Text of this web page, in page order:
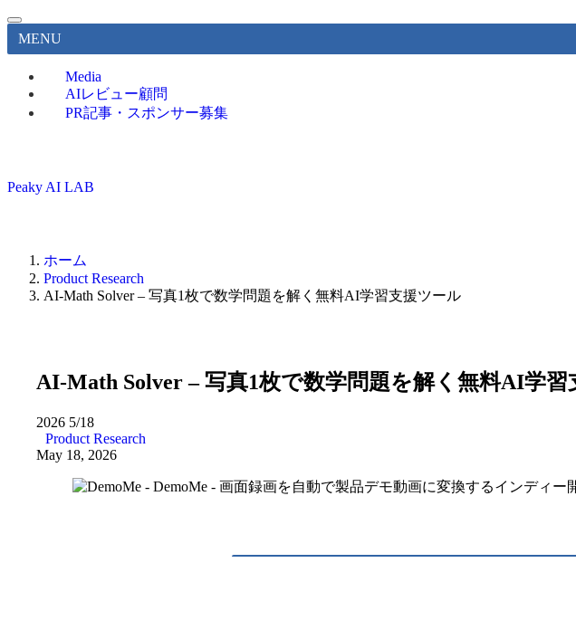
MENU
Media
AIレビュー顧問
PR記事・スポンサー募集
Peaky AI LAB
ホーム
Product Research
AI-Math Solver – 写真1枚で数学問題を解く無料AI学習支援ツール
AI-Math Solver – 写真1枚で数学問題を解く無料AI学習
2026 5/18
Product Research
May 18, 2026